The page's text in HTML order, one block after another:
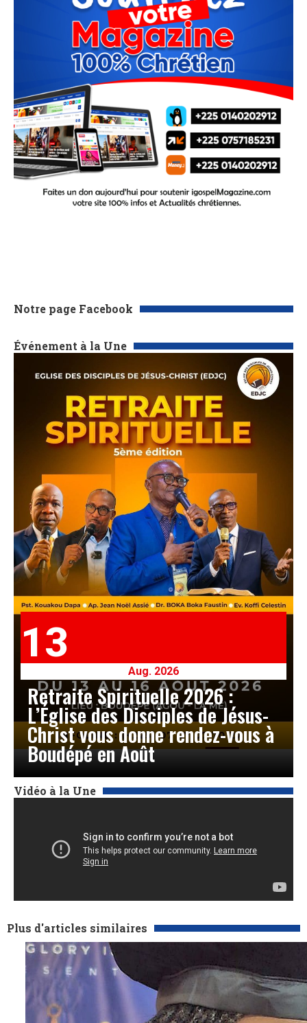
Notre page Facebook
Événement à la Une
13
Aug. 2026
Retraite Spirituelle 2026 :
L’Église des Disciples de Jésus-
Christ vous donne rendez-vous à
Boudépé en Août
Vidéo à la Une
Plus d'articles similaires